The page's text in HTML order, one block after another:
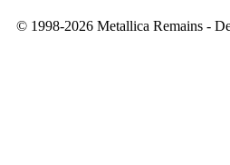
© 1998-2026 Metallica Remains -